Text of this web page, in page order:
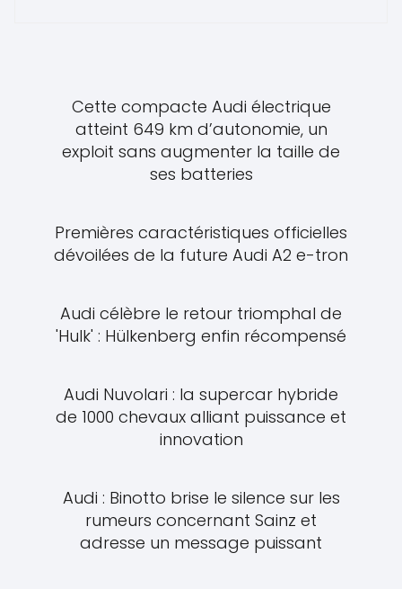
Cette compacte Audi électrique
atteint 649 km d’autonomie, un
exploit sans augmenter la taille de
ses batteries
Premières caractéristiques officielles
dévoilées de la future Audi A2 e-tron
Audi célèbre le retour triomphal de
'Hulk' : Hülkenberg enfin récompensé
Audi Nuvolari : la supercar hybride
de 1000 chevaux alliant puissance et
innovation
Audi : Binotto brise le silence sur les
rumeurs concernant Sainz et
adresse un message puissant